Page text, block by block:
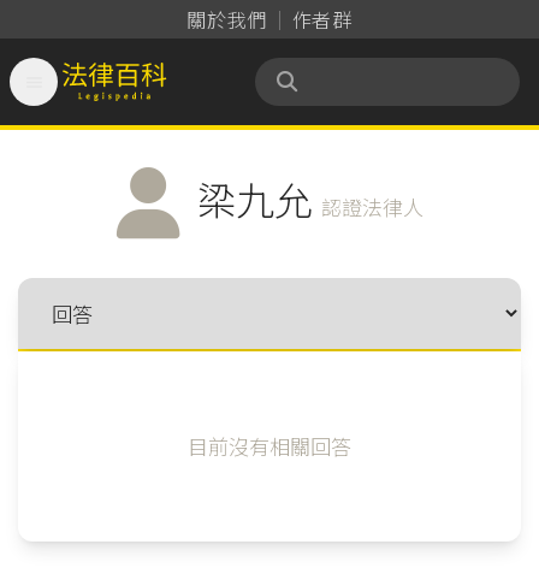
關於我們 作者群
法律百科 Legispedia
梁九允 認證法律人
目前沒有相關回答